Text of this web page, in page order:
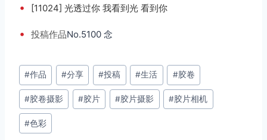
• [11024] 光透过你 我看到光 看到你
• 投稿作品No.5100 念
文
章
标
签：
#作品 #分享 #投稿 #生活 #胶卷
#胶卷摄影 #胶片 #胶片摄影 #胶片相机
#色彩